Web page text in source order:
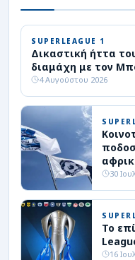
SUPERLEAGUE 1
Δικαστική ήττα
διαμάχη με τον
4 Αυγούστου 2026
30
Το
16